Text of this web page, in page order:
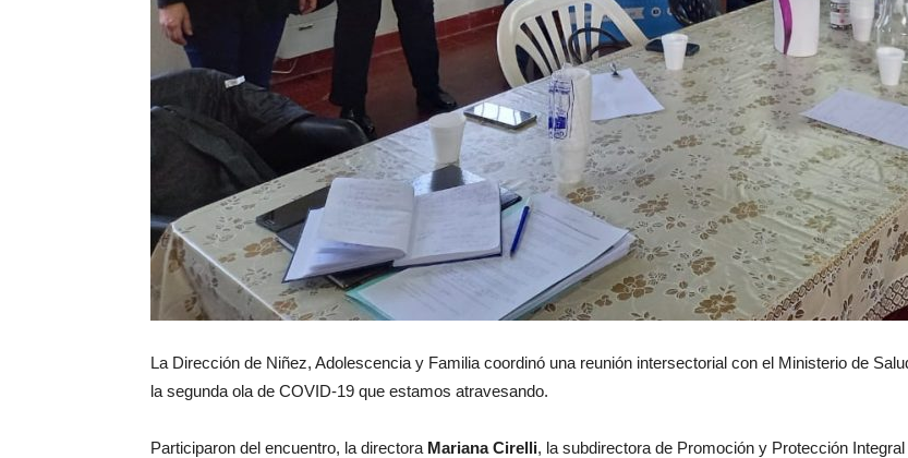
La Dirección de Niñez, Adolescencia y Familia coordinó una reunión intersectorial con el Ministerio de
la segunda ola de COVID-19 que estamos atravesando.
Participaron del encuentro, la directora Mariana Cirelli, la subdirectora de Promoción y Protección